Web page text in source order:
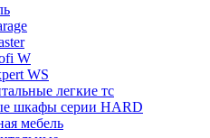
W
WS
легкие тс
шкафы серии HARD
мебель